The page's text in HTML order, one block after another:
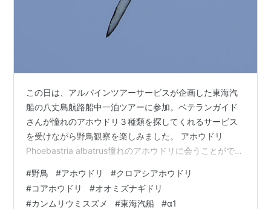
この日は、アルパインツアーサービスが企画した東海汽
船の八丈島航路船中一泊ツアーに参加。ベテランガイド
さんが憧れのアホウドリ３種類を探してくれるサービス
を受けながら野鳥観察を楽しみました。 アホウドリ
Phoebastria albatrus憧れのアホウドリに会うことができ
達に会うことができました。 クロアシアホウドリ
Diomedea nigripes八丈小島で繁殖しているとお聞きしま
#野鳥 #アホウドリ #クロアシアホウドリ
#コアホウドリ #オオミズナギドリ
#カンムリウミスズメ #東海汽船 #α1